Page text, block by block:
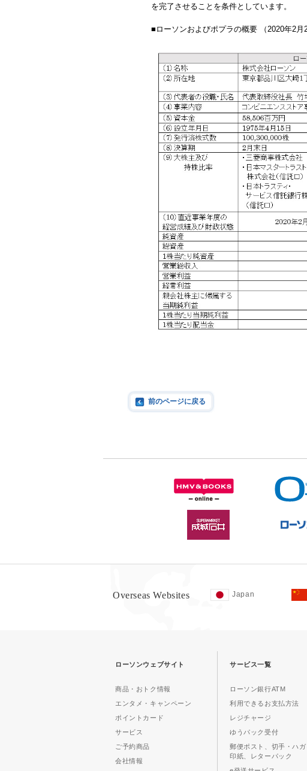
を完了させることを条件としています。
■ローソンおよびポプラの概要 （2020年2月
前のページに戻る
Overseas Websites Japan
ローソンウェブサイト
商品・おトク情報
エンタメ・キャンペーン
ポイントカード
サービス
ご予約商品
会社情報
サービス一覧
ローソン銀行ATM
利用できるお支払方法
レジチャージ
ゆうパック受付
郵便ポスト、切手・ハガ
印紙、レターパック